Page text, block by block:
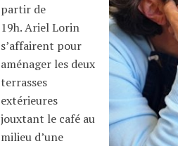
partir de
19h. Ariel Lorin
s’affairent pour
aménager les deux
terrasses
extérieures
jouxtant le café au
milieu d’une